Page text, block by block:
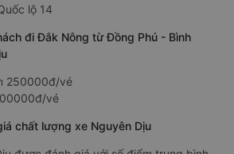
lộ 14
đi Đắk Nông từ Đồng Phú - Bình
250000đ/vé
vé
chất lượng xe Nguyên Dịu